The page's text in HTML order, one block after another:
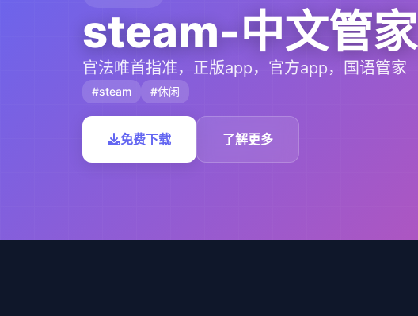
steam-中文管家
官法唯首指准，正版app，官方app，国语管家
#steam #休闲
免费下载 了解更多